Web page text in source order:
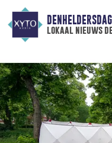
lokaal nieuws